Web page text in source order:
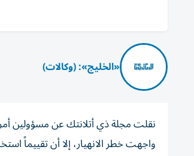
«الخليج»: (وكالات)
نقلت مجلة ذي أتلانتك عن مسؤولين
واجهت خطر الانهيار، إلا أن تقييماً